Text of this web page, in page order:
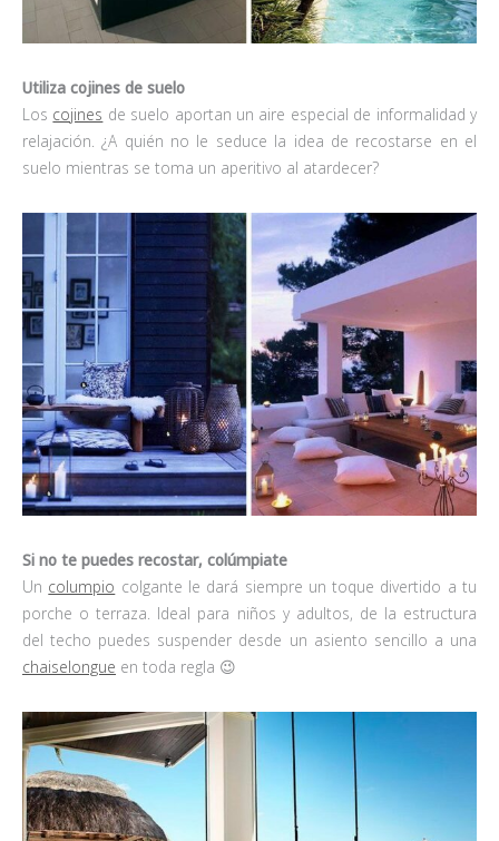
Utiliza cojines de suelo
Los cojines de suelo aportan un aire especial de informalidad y
relajación. ¿A quién no le seduce la idea de recostarse en el
suelo mientras se toma un aperitivo al atardecer?
Si no te puedes recostar, colúmpiate
Un columpio colgante le dará siempre un toque divertido a tu
porche o terraza. Ideal para niños y adultos, de la estructura
del techo puedes suspender desde un asiento sencillo a una
chaiselongue en toda regla 😉